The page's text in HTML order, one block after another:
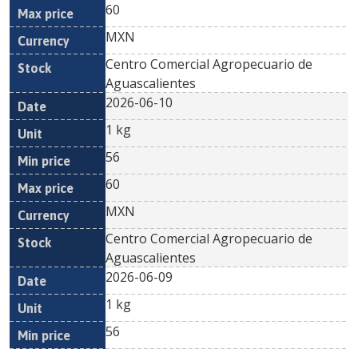
60
MXN
Centro Comercial Agropecuario de
Aguascalientes
2026-06-10
1 kg
56
60
MXN
Centro Comercial Agropecuario de
Aguascalientes
2026-06-09
1 kg
56